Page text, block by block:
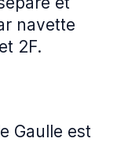
navette
2F.
Gaulle est